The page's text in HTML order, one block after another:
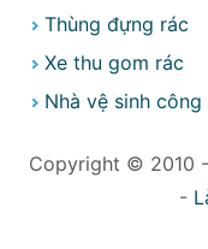
Thùng đựng rác
Xe thu gom rác
Nhà vệ sinh công
Copyright © 2010 -
-